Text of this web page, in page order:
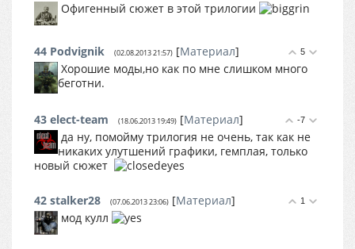
Офигенный сюжет в этой трилогии
5
44 Podvignik (02.08.2013 21:57) [Материал]
Хорошие моды,но как по мне слишком много
беготни.
-7
43 elect-team (18.06.2013 19:49) [Материал]
да ну, помойму трилогия не очень, так как не
никаких улутшений графики, гемплая, только
новый сюжет
1
42 stalker28 (07.06.2013 23:06) [Материал]
мод кулл